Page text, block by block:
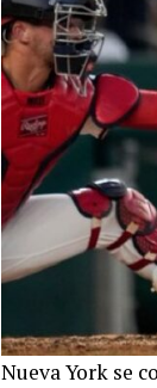
Nueva York se